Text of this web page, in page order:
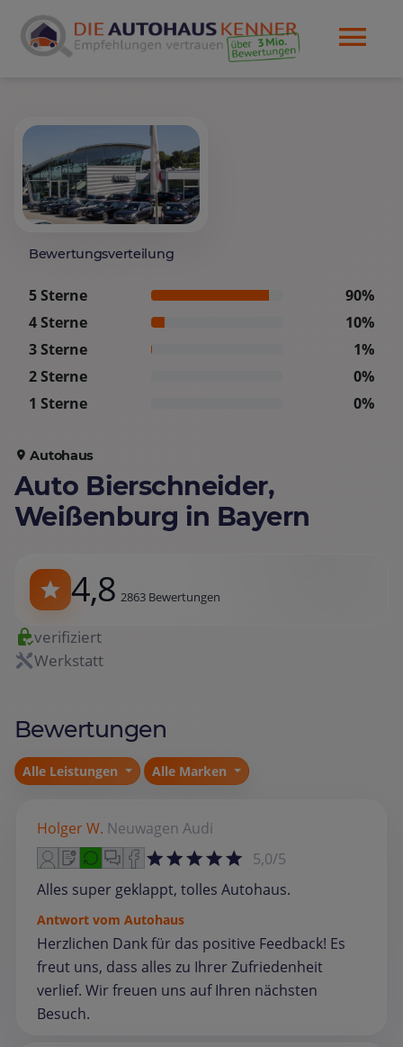
Bewertungsverteilung
5 Sterne
90%
4 Sterne
10%
3 Sterne
1%
2 Sterne
0%
1 Sterne
0%
Autohaus
Auto Bierschneider,
Weißenburg in Bayern
4,8 2863 Bewertungen
verifiziert
Werkstatt
Bewertungen
Alle Leistungen Alle Marken
Holger W. Neuwagen Audi
5,0/5
Alles super geklappt, tolles Autohaus.
Antwort vom Autohaus
Herzlichen Dank für das positive Feedback! Es
freut uns, dass alles zu Ihrer Zufriedenheit
verlief. Wir freuen uns auf Ihren nächsten
Besuch.